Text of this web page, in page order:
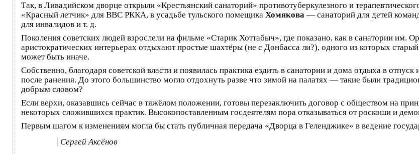
Так, в Ливадийском дворце открыли «Крестьянский санаторий» противотуберкулезного и
«Красный летчик» для ВВС РККА, в усадьбе тульского помещика Хомякова — санаторий для детей
для инвалидов и т. д.
Поколения советских людей взрослели на фильме «Старик Хоттабыч», где показано, как в санатории им.
аристократических интерьерах отдыхают простые шахтёры (не с Донбасса ли?), одного из которых
может быть иначе.
Собственно, благодаря советской власти и появилась практика ездить в санатории и дома отдыха в
после ранения. До этого большинство могло отдохнуть разве что зимой на палатях — такие были
добрым словом?
Если верхи, оказавшись сейчас в тяжёлом положении, готовы перезаключить договор с обществом на
некоторых сложившихся практик. Высокопоставленным госдеятелям пора отказываться от роскоши и
Первым шагом к изменениям могла бы стать публичная передача «Дворца в Геленджике» в ведение
Сергей Аксёнов